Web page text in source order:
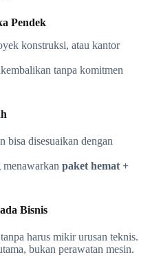
Pendek
konstruksi, atau kantor
tanpa komitmen
bisa disesuaikan dengan
paket hemat +
Bisnis
harus mikir urusan teknis.
bukan perawatan mesin.